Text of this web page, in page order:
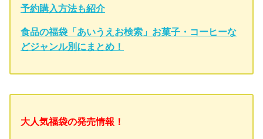
予約購入方法も紹介
食品の福袋「あいうえお検索」お菓子・コーヒーな
どジャンル別にまとめ！
大人気福袋の発売情報！